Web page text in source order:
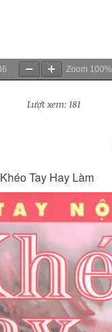
Zoom 100%
Lượt xem: 181
Tay Hay Làm